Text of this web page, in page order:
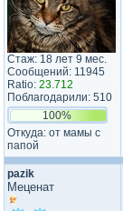
Стаж: 18 лет 9 мес.
Сообщений: 11945
Ratio: 23.712
Поблагодарили: 510
100%
Откуда: от мамы с
папой
pazik
Меценат